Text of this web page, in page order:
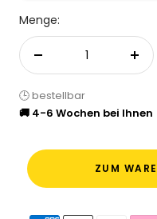
Menge:
Menge verringern
🕒 bestellbar
🚚 4-6 Wochen bei Ihnen
ZUM